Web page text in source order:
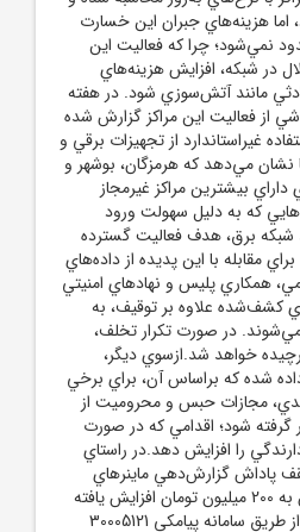
اما هزينه‌هاي جبران اين خسارت
نمي‌شود؛ چرا که فعاليت اين
در شبکه، افزايش هزينه‌هاي
مانند آتش‌سوزي شود. در هفته
از فعاليت اين مراکز گزارش شده
غيراستاندارد از تجهيزات برقي و
مي‌دهد که هرمزگان، بوشهر و
بيشترين مراکز غيرمجاز
که به دليل سهولت ورود
شبکه برق، هدف فعاليت گسترده
مقابله با اين پديده از داده‌هاي
همکاري پليس و نهادهاي امنيتي
کشف‌شده علاوه بر توقيف، به
در صورت تکرار تخلف،
خواهد شد.ازسوي ديگر،
شده که براساس آن، براي برخي
مجازات حبس و محروميت از
گرفته شود؛ اقدامي که در صورت
را افزايش دهد.در راستاي
پاداش گزارش‌دهي ماينرهاي
غيرمجاز از 50 ميليون تومان به 200 ميليون تومان افزايش يافته
است. شهروندان مي‌توانند از طريق سامانه پيامکي 30005121